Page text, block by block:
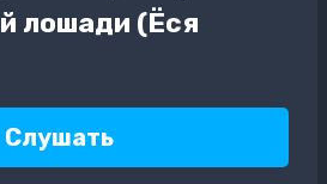
лошади (Ёся
Слушать